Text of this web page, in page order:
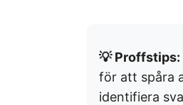
💡 Proffstips:
för att spåra
identifiera